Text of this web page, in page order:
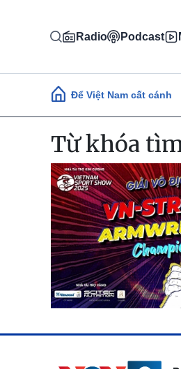
Radio Podcast
Main navigation
Để Việt Nam cất cánh
Từ khóa